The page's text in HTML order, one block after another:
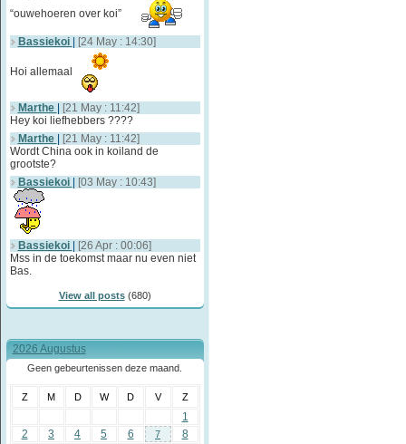
“ouwehoeren over koi”
Bassiekoi [24 May : 14:30]
Hoi allemaal
Marthe
[21 May : 11:42]
Hey koi liefhebbers ????
Marthe
[21 May : 11:42]
Wordt China ook in koiland de
grootste?
Bassiekoi
[03 May : 10:43]
Bassiekoi
[26 Apr : 00:06]
Mss in de toekomst maar nu even niet
Bas.
View all posts(680)
2026 Augustus
Geen gebeurtenissen deze maand.
Z M D W D V Z
1
2
3 4 5 6 7
8